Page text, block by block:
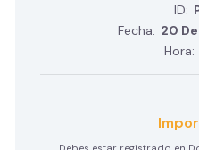
ID:
Fecha: 20
Hora: